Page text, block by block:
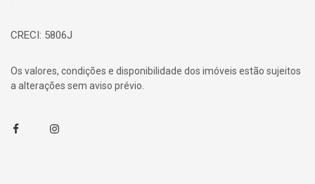
CRECI: 5806J
Os valores, condições e disponibilidade dos imóveis estão sujeitos
a alterações sem aviso prévio.
FacebookInstagram